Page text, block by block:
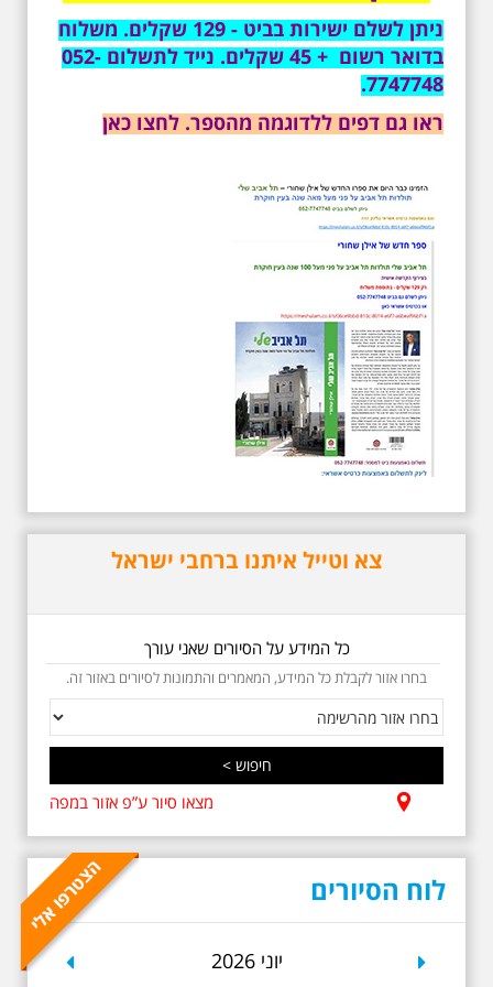
משיריו של אריק איינשטיין ונסיים את
הסיור ליד קברו בבית הקברות
טרומפלדור. תוצרת הארץ
3.7.2026 - שישי בבוקר ב
10:00 אריק איינשטיין
סיור בסימן עשור
לפטירתו. סיור מיוחד
בעקבות חייו ושיריו -
עטור מצחך זהב שחור
תחנות תל אביביות מחייו
של אריק איינשטיין -
מתאים גם למשפחות -
תוצרת הארץ
סיור מיוחד לזכרו של אריק איינשטיין,
בעקבות שתיים עשרה שנים
לפטירתו. סיור באחדים מתחנותיו של
ממקום ילדותו, דרך המקומות שהזכיר
בשיריו. מקום עליהם חלם והתגעגע.
נתחיל מבית הולדתו ברחוב גורדון.
נשמע אחדים משיריו של אריק
בבית הקברות טרומפלדור. תוצרת
וגם קצת אלתרמן סיור
מיוחד בעקבות חייו
ושיריוו - עטור מצחך זהב
שחור תחנות תל אביביות
מתאים גם למשפחות -
ניתן לשלם ישירות בביט - 129 שקלים. משלוח
בדואר רשום + 45 שקלים. נייד לתשלום 052-
7747748.
ראו גם דפים ללדוגמה מהספר. לחצו כאן
צא וטייל איתנו ברחבי ישראל
כל המידע על הסיורים שאני עורך
בחרו אזור לקבלת כל המידע, המאמרים והתמונות לסיורים באזור זה.
מצאו סיור ע”פ אזור במפה
לוח הסיורים
יוני 2026 Next